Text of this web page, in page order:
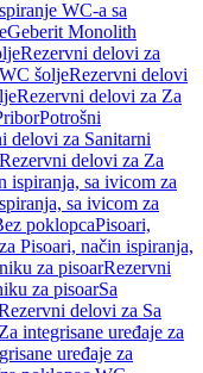
WC-a sa
Geberit Monolith
Rezervni delovi za
šoljeRezervni delovi
Rezervni delovi za Za
Potrošni
delovi za Sanitarni
Rezervni delovi za Za
ispiranja, sa ivicom za
sa ivicom za
poklopcaPisoari,
Pisoari, način ispiranja,
za pisoarRezervni
za pisoarSa
delovi za Sa
Za integrisane uređaje za
uređaje za